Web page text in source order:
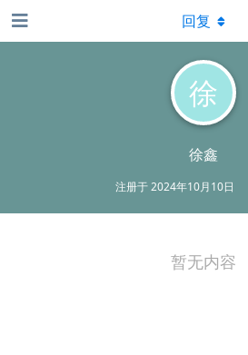
徐
徐鑫
注册于2024年10月10日
回复
暂无内容